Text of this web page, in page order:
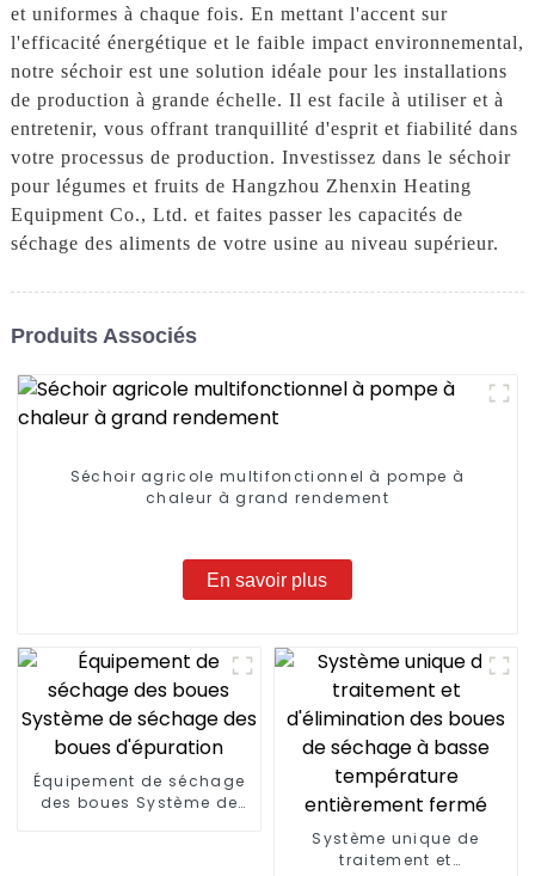
et uniformes à chaque fois. En mettant l'accent sur
l'efficacité énergétique et le faible impact environnemental,
notre séchoir est une solution idéale pour les installations
de production à grande échelle. Il est facile à utiliser et à
entretenir, vous offrant tranquillité d'esprit et fiabilité dans
votre processus de production. Investissez dans le séchoir
pour légumes et fruits de Hangzhou Zhenxin Heating
Equipment Co., Ltd. et faites passer les capacités de
séchage des aliments de votre usine au niveau supérieur.
Produits Associés
Séchoir agricole multifonctionnel à pompe à
chaleur à grand rendement
En savoir plus
Équipement de séchage
des boues Système de
Système unique de
traitement et